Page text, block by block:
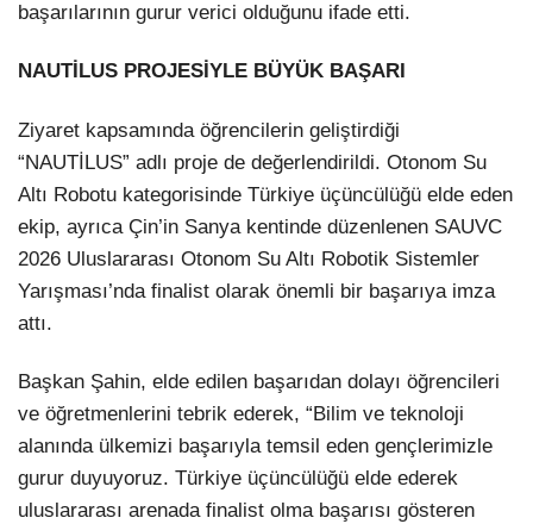
başarılarının gurur verici olduğunu ifade etti.
NAUTİLUS PROJESİYLE BÜYÜK BAŞARI
Ziyaret kapsamında öğrencilerin geliştirdiği
“NAUTİLUS” adlı proje de değerlendirildi. Otonom Su
Altı Robotu kategorisinde Türkiye üçüncülüğü elde eden
ekip, ayrıca Çin’in Sanya kentinde düzenlenen SAUVC
2026 Uluslararası Otonom Su Altı Robotik Sistemler
Yarışması’nda finalist olarak önemli bir başarıya imza
attı.
Başkan Şahin, elde edilen başarıdan dolayı öğrencileri
ve öğretmenlerini tebrik ederek, “Bilim ve teknoloji
alanında ülkemizi başarıyla temsil eden gençlerimizle
gurur duyuyoruz. Türkiye üçüncülüğü elde ederek
uluslararası arenada finalist olma başarısı gösteren